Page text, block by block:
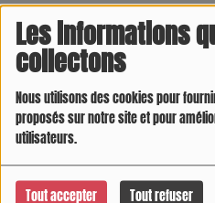
Les informations
collectons
Nous utilisons des cookies pour
proposés sur notre site et pour
utilisateurs.
Tout accepter Tout refuser
25 AOÛT 2024 - 8305 VUES